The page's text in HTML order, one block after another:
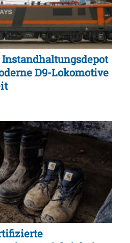
D9-Lokomotive